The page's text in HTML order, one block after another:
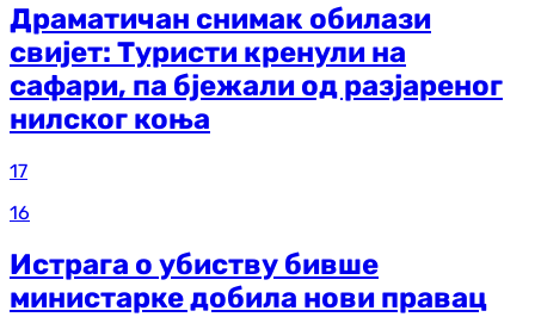
Драматичан снимак обилази
свијет: Туристи кренули на
сафари, па бјежали од разјареног
нилског коња
17
16
Истрага о убиству бивше
министарке добила нови правац